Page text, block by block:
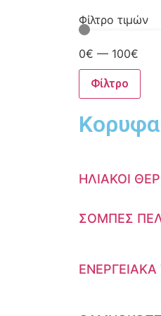
Φίλτρο τιμών
0€ — 100€
Φίλτρο
ΗΛΙΑΚΟΙ
ΣΟΜΠΕΣ
ΕΝΕΡΓΕΙΑΚΑ